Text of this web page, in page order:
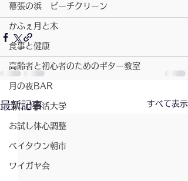
幕張の浜 ビーチクリーン
かふぇ月と木
食事と健康
高齢者と初心者のためのギター教室
月の夜BAR
うたせ終活大学
お試し体心調整
ベイタウン朝市
ワイガヤ会
最新記事 すべて表示